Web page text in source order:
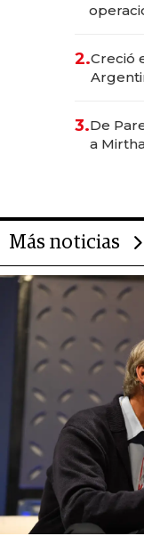
2.Creció
las
3.De
a
Más noticias